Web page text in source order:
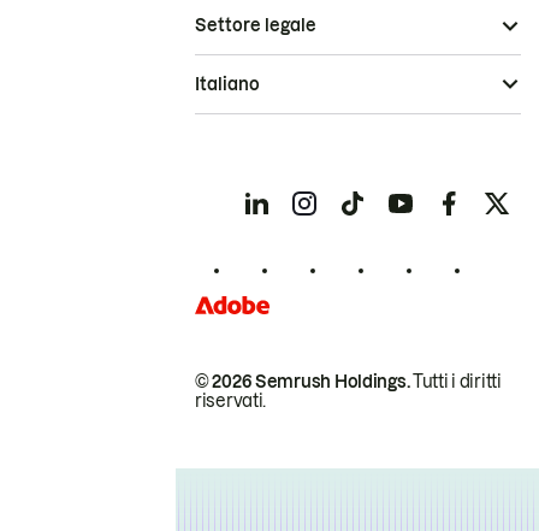
© 2026 Semrush Holdings.Tutti i diritti
riservati.
Settore legale
Italiano